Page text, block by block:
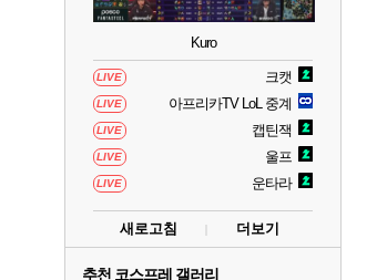
Kuro
LIVE 크캣
LIVE 아프리카TV LoL 중계
LIVE 캡틴잭
LIVE 울프
LIVE 운타라
새로고침 더보기
추천 코스프레 갤러리